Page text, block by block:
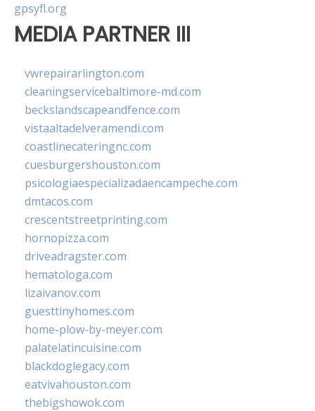
gpsyfl.org
MEDIA PARTNER III
vwrepairarlington.com
cleaningservicebaltimore-md.com
beckslandscapeandfence.com
vistaaltadelveramendi.com
coastlinecateringnc.com
cuesburgershouston.com
psicologiaespecializadaencampeche.com
dmtacos.com
crescentstreetprinting.com
hornopizza.com
driveadragster.com
hematologa.com
lizaivanov.com
guesttinyhomes.com
home-plow-by-meyer.com
palatelatincuisine.com
blackdoglegacy.com
eatvivahouston.com
thebigshowok.com